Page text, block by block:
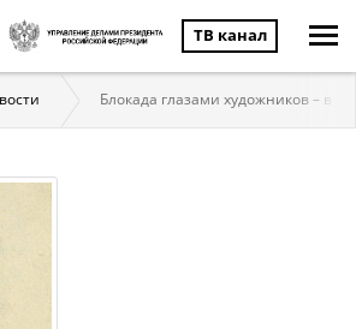
ТВ канал
Блокада глазами художников – в